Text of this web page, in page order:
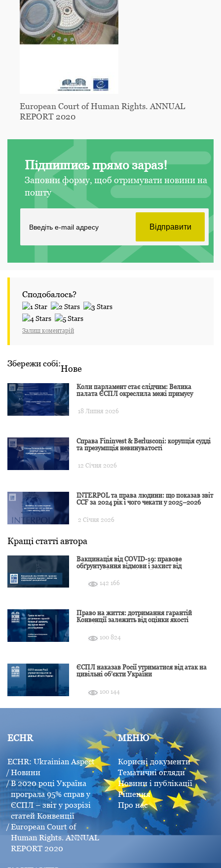
European Court of Human Rights. ANNUAL
REPORT 2020
Підпишись прямо зараз!
Заповни форму, щоб отримувати новини на
пошту
Сподобалось?
Залиш коментарій
Збережи собі:Нове
Коли парламент стає слідчим: Велика
палата ЄСПЛ окреслила межі примусу
18 Липня 2026
Справа Fininvest & Berlusconi: корупція судді
та презумпція невинуватості
12 Січня 2026
INTERPOL та права людини: що показав звіт
CCF за 2024 рік і чого чекати у 2025–2026
2 Січня 2026
Кращі статті автора
Вакцинація від COVID-19: правове
обґрунтування відмови і захист від
142 166
Право на життя: дотримання гарантій
Конвенції залежить від оцінки якості
100 824
ЄСПЛ наказав Росії утриматися від атак на
цивільні об’єкти України
100 144
ECHR
ECHR: Ukrainian Aspect
Новини
В 2020 році Україна
програла 95% справ у
ЄСПЛ – звіт у розрізі
статей Конвенції
European Court of
Human Rights. ANNUAL
REPORT 2020
МЕНЮ
Корисні документи
Тематичні огляди
Новини і публікації
Рішення
Про нас